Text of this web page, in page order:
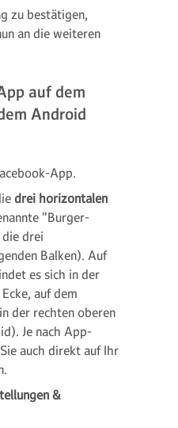
zu bestätigen,
an die weiteren
auf dem
Android
App.
drei horizontalen
"Burger-
die drei
Balken). Auf
es sich in der
auf dem
der rechten oberen
Je nach App-
auch direkt auf Ihr
&